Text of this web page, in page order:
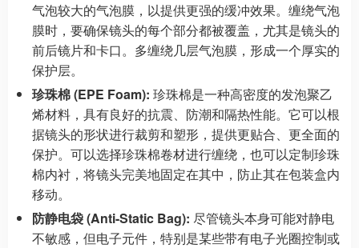
气泡较大的气泡膜，以提供更强的缓冲效果。缠绕气泡
膜时，要确保镜头的每个部分都被覆盖，尤其是镜头的
前后镜片和卡口。多缠绕几层气泡膜，形成一个厚实的
保护层。
珍珠棉 (EPE Foam): 珍珠棉是一种高密度的发泡聚乙
烯材料，具有良好的抗震、防潮和隔热性能。它可以根
据镜头的形状进行裁剪和塑形，提供更贴合、更全面的
保护。可以选择珍珠棉卷材进行缠绕，也可以定制珍珠
棉内衬，将镜头完美地固定在其中，防止其在包装盒内
移动。
防静电袋 (Anti-Static Bag): 尽管镜头本身可能对静电
不敏感，但电子元件，特别是某些带有电子光圈控制或